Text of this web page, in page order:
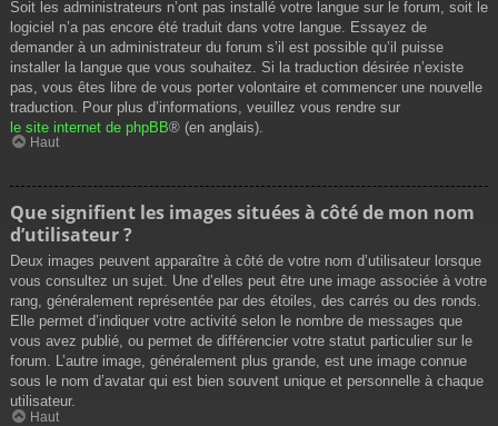
Soit les administrateurs n’ont pas installé votre langue sur le forum, soit le
logiciel n’a pas encore été traduit dans votre langue. Essayez de
demander à un administrateur du forum s’il est possible qu’il puisse
installer la langue que vous souhaitez. Si la traduction désirée n’existe
pas, vous êtes libre de vous porter volontaire et commencer une nouvelle
traduction. Pour plus d’informations, veuillez vous rendre sur
le site internet de phpBB® (en anglais).
Haut
Que signifient les images situées à côté de mon nom
d’utilisateur ?
Deux images peuvent apparaître à côté de votre nom d’utilisateur lorsque
vous consultez un sujet. Une d’elles peut être une image associée à votre
rang, généralement représentée par des étoiles, des carrés ou des ronds.
Elle permet d’indiquer votre activité selon le nombre de messages que
vous avez publié, ou permet de différencier votre statut particulier sur le
forum. L’autre image, généralement plus grande, est une image connue
sous le nom d’avatar qui est bien souvent unique et personnelle à chaque
utilisateur.
Haut